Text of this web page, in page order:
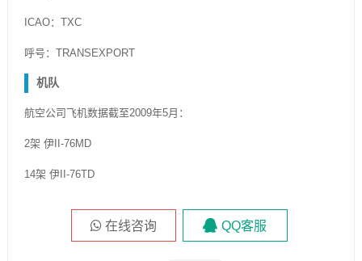
ICAO：TXC
呼号：TRANSEXPORT
机队
航空公司飞机数据截至2009年5月：
2架 伊II-76MD
14架 伊II-76TD
在线咨询 QQ客服